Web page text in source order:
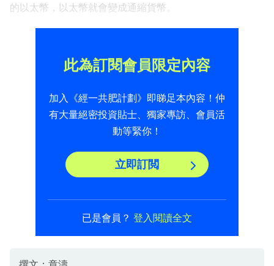
的以太幣，以太幣就會變成通縮貨幣。
此為訂閱會員限定內容
加入《經一共肥計劃》即睇足本內容！仲
有大量絕密投資貼士、獨家專訪、會員活
動等緊你！
立即訂閲
已是會員？ 登入閱讀全文